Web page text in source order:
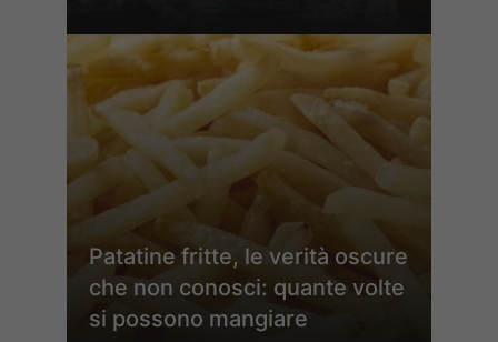
Patatine fritte, le verità oscure
che non conosci: quante volte
si possono mangiare